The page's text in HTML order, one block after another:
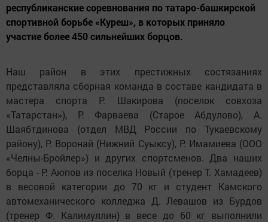
республиканские соревнования по татаро-башкирской
спортивной борьбе «Куреш», в которых приняло
участие более 450 сильнейших борцов.
Наш район в этих престижных состязаниях
представляла сборная команда в составе кандидата в
мастера спорта Р. Шакирова (поселок совхоза
«Татарстан»), Р. Фарваева (Старое Абдулово), А.
Шаябтдинова (отдел МВД России по Тукаевскому
району), Р. Воронай (Нижний Суыксу), Р. Имамиева (ООО
«Челны-Бройлер») и других спортсменов. Два наших
борца - Р. Аюпов из поселка Новый (тренер Т. Хамадеев)
в весовой категории до 70 кг и студент Камского
автомеханического колледжа Д. Левашов из Бурдов
(тренер Ф. Калимуллин) в весе до 60 кг выполнили